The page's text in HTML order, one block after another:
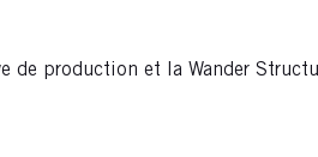
de production et la Wander